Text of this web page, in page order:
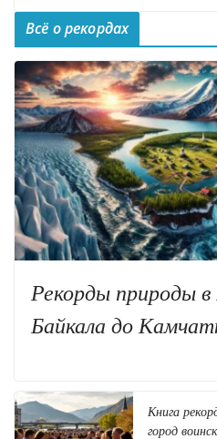
Всё о рекордах
Рекорды природы
Байкала до
Книга
город